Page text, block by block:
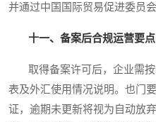
并通过中国国际贸易促进委员
十一、备案后合规运营要点
取得备案许可后，企业需按
表及外汇使用情况说明。也门
证，逾期未更新将视为自动放